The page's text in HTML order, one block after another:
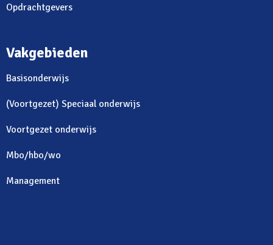
Opdrachtgevers
Vakgebieden
Basisonderwijs
(Voortgezet) Speciaal onderwijs
Voortgezet onderwijs
Mbo/hbo/wo
Management